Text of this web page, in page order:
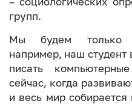
групп.
Мы будем только
например, наш студент
писать
сейчас, когда
и весь мир собирается